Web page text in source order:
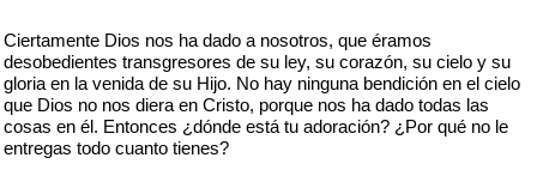
Ciertamente Dios nos ha dado a nosotros, que éramos
desobedientes transgresores de su ley, su corazón, su cielo y su
gloria en la venida de su Hijo. No hay ninguna bendición en el cielo
que Dios no nos diera en Cristo, porque nos ha dado todas las
cosas en él. Entonces ¿dónde está tu adoración? ¿Por qué no le
entregas todo cuanto tienes?